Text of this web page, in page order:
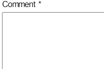
Comment *